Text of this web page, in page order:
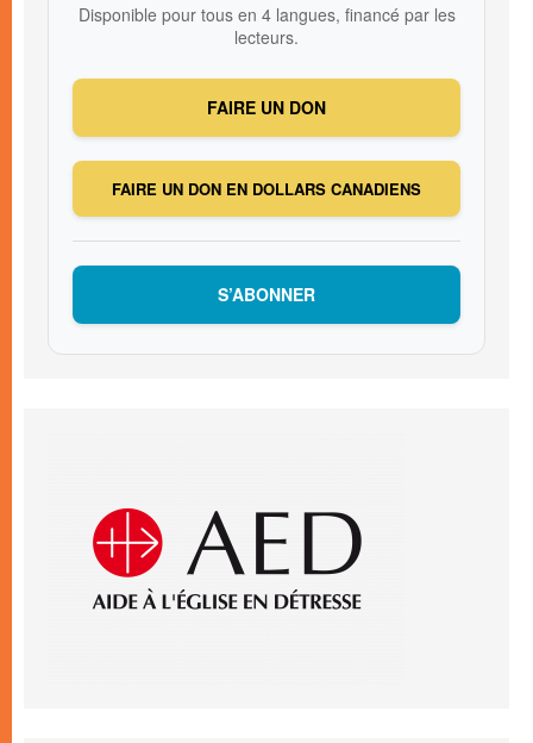
Disponible pour tous en 4 langues, financé par les
lecteurs.
FAIRE UN DON
FAIRE UN DON EN DOLLARS CANADIENS
S’ABONNER